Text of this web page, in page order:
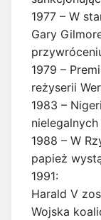
1977 – W
Gary
1979 –
reżyserii
1983 –
1988 – W
papież
1991:
Harald V
Wojska